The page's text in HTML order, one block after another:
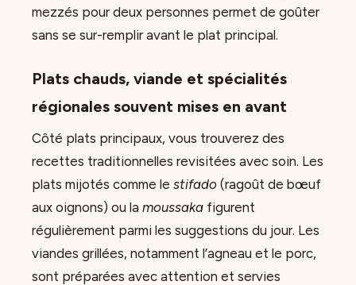
mezzés pour deux personnes permet de goûter
sans se sur-remplir avant le plat principal.
Plats chauds, viande et spécialités
régionales souvent mises en avant
Côté plats principaux, vous trouverez des
recettes traditionnelles revisitées avec soin. Les
plats mijotés comme le stifado (ragoût de bœuf
aux oignons) ou la moussaka figurent
régulièrement parmi les suggestions du jour. Les
viandes grillées, notamment l’agneau et le porc,
sont préparées avec attention et servies